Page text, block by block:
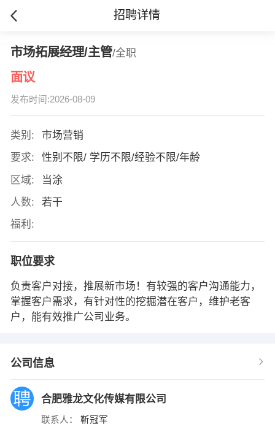
招聘详情
市场拓展经理/主管/全职
面议
发布时间:2026-08-09
类别:
市场营销
要求:
性别不限/ 学历不限/经验不限/年龄
区域:
当涂
人数:
若干
福利:
职位要求
负责客户对接，推展新市场！有较强的客户沟通能力，
掌握客户需求，有针对性的挖掘潜在客户，维护老客
户，能有效推广公司业务。
公司信息
合肥雅龙文化传媒有限公司
联系人： 靳冠军